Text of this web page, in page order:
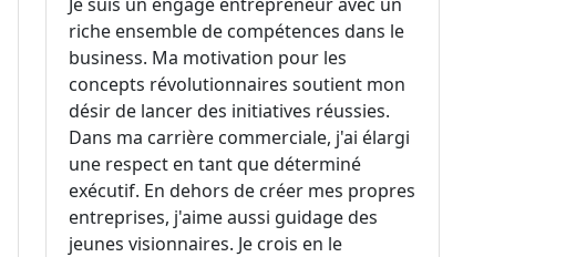
riche ensemble de compétences dans le
business. Ma motivation pour les
concepts révolutionnaires soutient mon
désir de lancer des initiatives réussies.
Dans ma carrière commerciale, j'ai élargi
une respect en tant que déterminé
exécutif. En dehors de créer mes propres
entreprises, j'aime aussi guidage des
jeunes visionnaires. Je crois en le